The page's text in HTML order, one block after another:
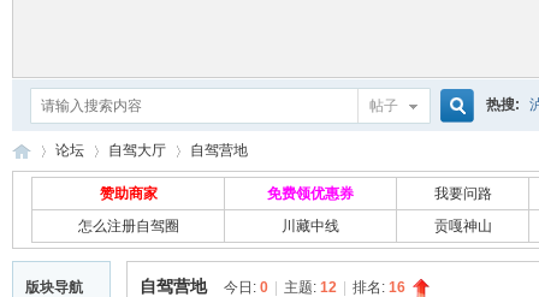
帖子
索
热搜:
自 »
论坛
›
自驾大厅
›
自驾营地
赞助商家 免费领优惠券
我要问路
怎么注册自驾圈
川藏中线 贡嘎神山
版块导航 自驾营地 今日: 0 主题: 12 排名: 16